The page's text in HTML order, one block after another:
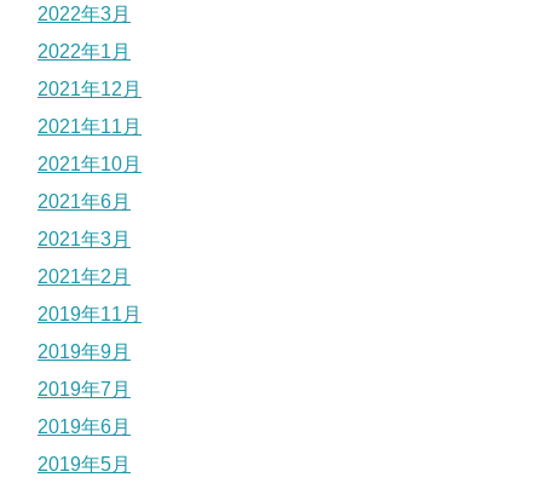
2022年3月
2022年1月
2021年12月
2021年11月
2021年10月
2021年6月
2021年3月
2021年2月
2019年11月
2019年9月
2019年7月
2019年6月
2019年5月